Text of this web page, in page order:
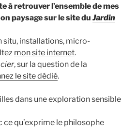
à retrouver l’ensemble de mes
paysage sur le site du Jardin
situ, installations, micro-
mon site internet.
, sur la question de la
le site dédié.
dans une exploration sensible
qu’exprime le philosophe